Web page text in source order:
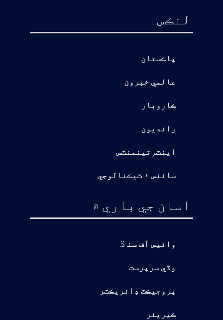
لنڪس
پاڪستان
عالمي خبرون
ڪاروبار
رانديون
اينٽرتينمنٽس
سائنس ۽ ٽيڪنالوجي
اسان جي باري ۾
وائيس آف سن ڌ
وڏي سرپرست
پروجيڪٽ ڊائريڪٽر
ڪيريئر